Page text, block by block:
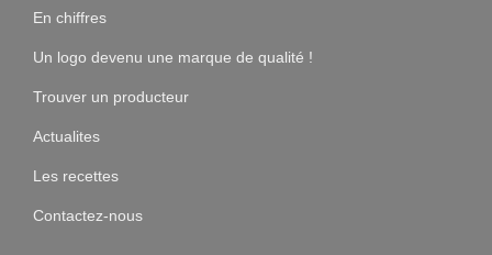
En chiffres
Un logo devenu une marque de qualité !
Trouver un producteur
Actualites
Les recettes
Contactez-nous